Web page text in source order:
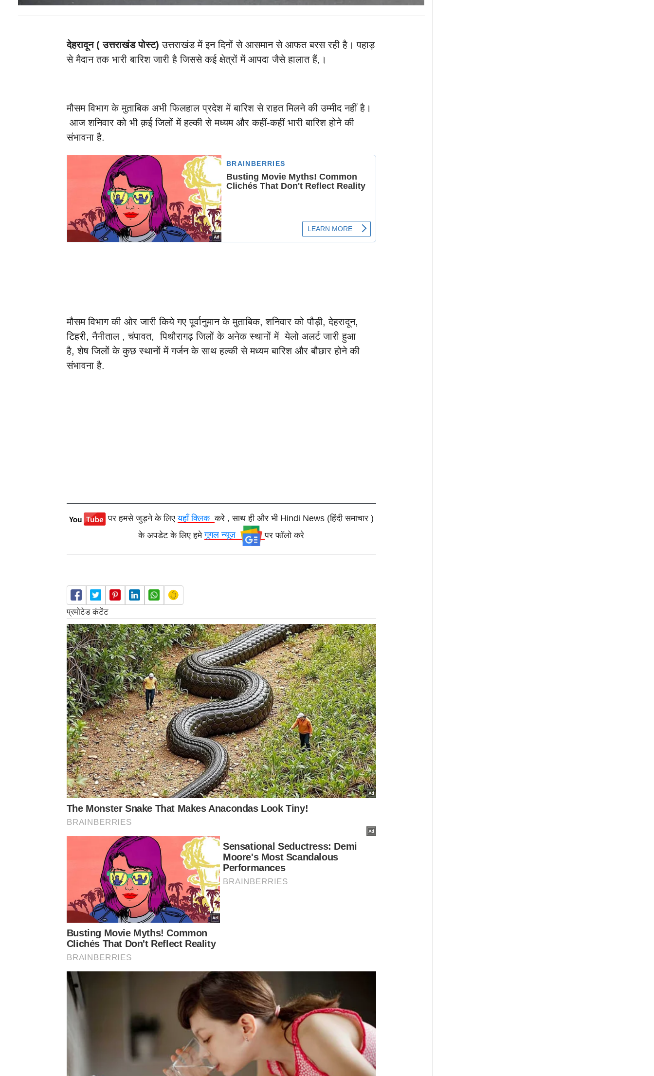
देहरादून ( उत्तराखंड पोस्ट)उत्तराखंड में इन दिनों से आसमान से आफत बरस रही है। पहाड़
से मैदान तक भारी बारिश जारी है जिससे कई क्षेत्रों में आपदा जैसे हालात हैं,।
मौसम विभाग के मुताबिक अभी फिलहाल प्रदेश में बारिश से राहत मिलने की उम्मीद नहीं है।
आज शनिवार को भी क़ई जिलों में हल्की से मध्यम और कहीं-कहीं भारी बारिश होने की
संभावना है.
मौसम विभाग की ओर जारी किये गए पूर्वानुमान के मुताबिक, शनिवार को पौड़ी, देहरादून,
टिहरी,नैनीताल , चंपावत, पिथौरागढ़ जिलों के अनेक स्थानों में येलो अलर्ट जारी हुआ
है, शेष जिलों के कुछ स्थानों में गर्जन के साथ हल्की से मध्यम बारिश और बौछार होने की
संभावना है.
पर हमसे जुड़ने के लिएयहाँ क्लिककरे , साथ ही और भी Hindi News (हिंदी समाचार )
के अपडेट के लिए हमेगूगल न्यूज़ पर फॉलो करे